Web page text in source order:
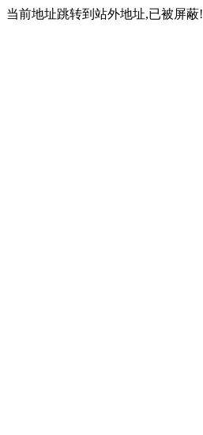
当前地址跳转到站外地址,已被屏蔽!